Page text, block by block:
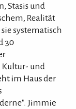
Stasis und
Realität
systematisch
30
Kultur- und
im Haus der
Jimmie